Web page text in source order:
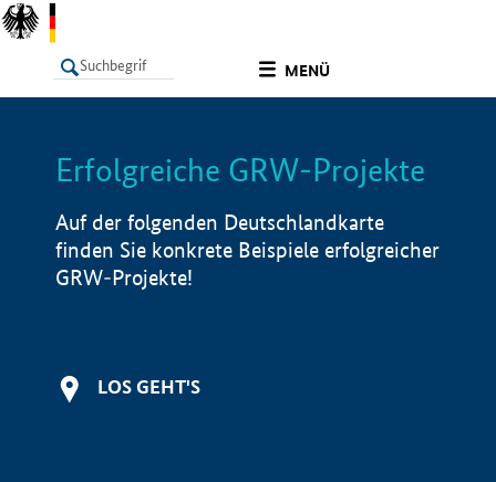
MENÜ
LISTE Info
Erfolgreiche GRW-Projekte
Auf der folgenden Deutschlandkarte
finden Sie konkrete Beispiele erfolgreicher
GRW-Projekte!
LOS GEHT'S